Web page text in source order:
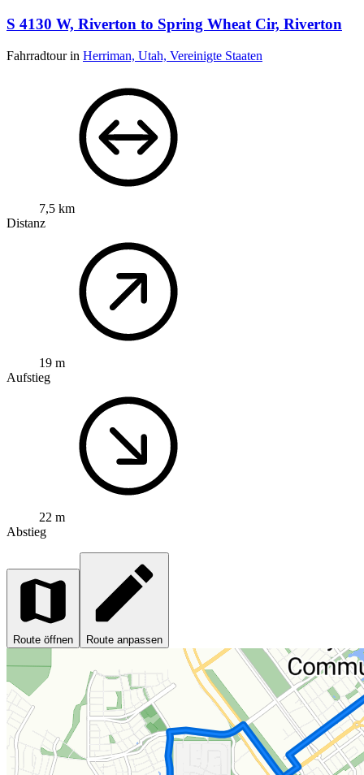
S 4130 W, Riverton to Spring Wheat Cir, Riverton
Fahrradtour in Herriman, Utah, Vereinigte Staaten
7,5 km
Distanz
19 m
Aufstieg
22 m
Abstieg
Route öffnen Route anpassen